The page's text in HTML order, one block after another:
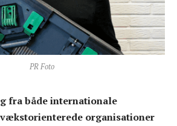
PR Foto
fra både internationale
organisationer